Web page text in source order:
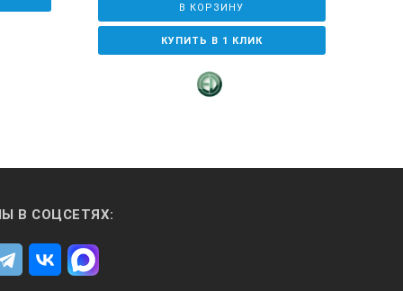
В КОРЗИНУ
КУПИТЬ В 1 КЛИК
В СОЦСЕТЯХ: